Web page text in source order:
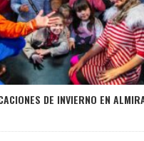
DE INVIERNO EN